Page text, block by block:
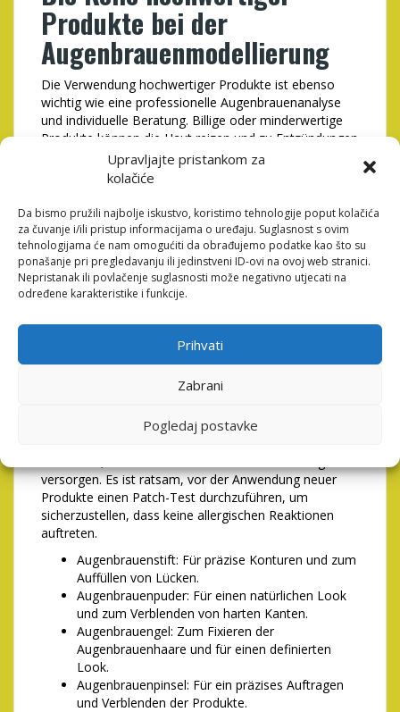
Upravljajte pristankom za
kolačiće
Da bismo pružili najbolje iskustvo, koristimo tehnologije poput kolačića
za čuvanje i/ili pristup informacijama o uređaju. Suglasnost s ovim
tehnologijama će nam omogućiti da obrađujemo podatke kao što su
ponašanje pri pregledavanju ili jedinstveni ID-ovi na ovoj web stranici.
Nepristanak ili povlačenje suglasnosti može negativno utjecati na
određene karakteristike i funkcije.
Prihvati
Zabrani
Pogledaj postavke
Produkte bei der
Augenbrauenmodellierung
Die Verwendung hochwertiger Produkte ist ebenso
wichtig wie eine professionelle Augenbrauenanalyse
und individuelle Beratung. Billige oder minderwertige
Produkte können die Haut reizen und zu Entzündungen
führen. Hochwertige Produkte enthalten Inhaltsstoffe,
die die Haut pflegen und schützen, während sie
Modellierung ermöglichen. Dazu gehören spezielle
Augenbrauenstifte, -puder, -gele und -pinsel, die auf
die individuellen Bedürfnisse der Augenbrauen
abgestimmt sind.
Die Auswahl der richtigen Produkte
für Ihren Hauttyp
Bei der Auswahl der richtigen Produkte ist es wichtig,
empfindlicher Haut sollten auf Produkte ohne
sich ölfreie Produkte, die die Poren nicht verstopfen.
versorgen. Es ist ratsam, vor der Anwendung neuer
Produkte einen Patch-Test durchzuführen, um
sicherzustellen, dass keine allergischen Reaktionen
auftreten.
Augenbrauenstift: Für präzise Konturen und zum
Auffüllen von Lücken.
Augenbrauenpuder: Für einen natürlichen Look
und zum Verblenden von harten Kanten.
Augenbrauengel: Zum Fixieren der
Augenbrauenhaare und für einen definierten
Look.
Augenbrauenpinsel: Für ein präzises Auftragen
und Verblenden der Produkte.